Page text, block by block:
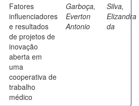
Fatores
influenciadores
e resultados
de projetos de
inovação
aberta em
uma
cooperativa de
trabalho
médico
Garboça,
Everton
Antonio
Silva,
Elizandra
da